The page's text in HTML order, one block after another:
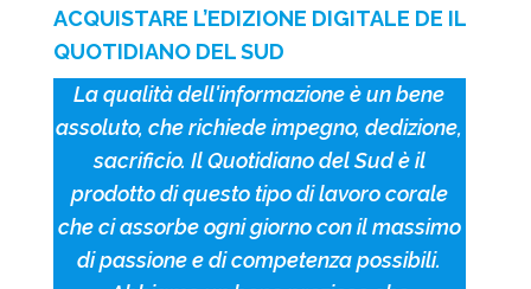
ACQUISTARE L’EDIZIONE DIGITALE DE IL
QUOTIDIANO DEL SUD
La qualità dell'informazione è un bene
assoluto, che richiede impegno, dedizione,
sacrificio. Il Quotidiano del Sud è il
prodotto di questo tipo di lavoro corale
che ci assorbe ogni giorno con il massimo
di passione e di competenza possibili.